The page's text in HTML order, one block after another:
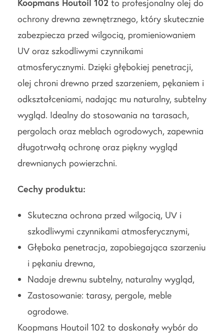
Koopmans Houtoil 102 to profesjonalny olej do
ochrony drewna zewnętrznego, który skutecznie
zabezpiecza przed wilgocią, promieniowaniem
UV oraz szkodliwymi czynnikami
atmosferycznymi. Dzięki głębokiej penetracji,
olej chroni drewno przed szarzeniem, pękaniem i
odkształceniami, nadając mu naturalny, subtelny
wygląd. Idealny do stosowania na tarasach,
pergolach oraz meblach ogrodowych, zapewnia
długotrwałą ochronę oraz piękny wygląd
drewnianych powierzchni.
Cechy produktu:
Skuteczna ochrona przed wilgocią, UV i
szkodliwymi czynnikami atmosferycznymi,
Głęboka penetracja, zapobiegająca szarzeniu
i pękaniu drewna,
Nadaje drewnu subtelny, naturalny wygląd,
Zastosowanie: tarasy, pergole, meble
ogrodowe.
Koopmans Houtoil 102 to doskonały wybór do